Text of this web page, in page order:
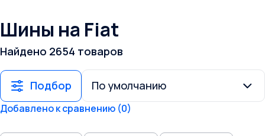
Шины на Fiat
Найдено 2654 товаров
Добавлено к сравнению (0)
Подбор